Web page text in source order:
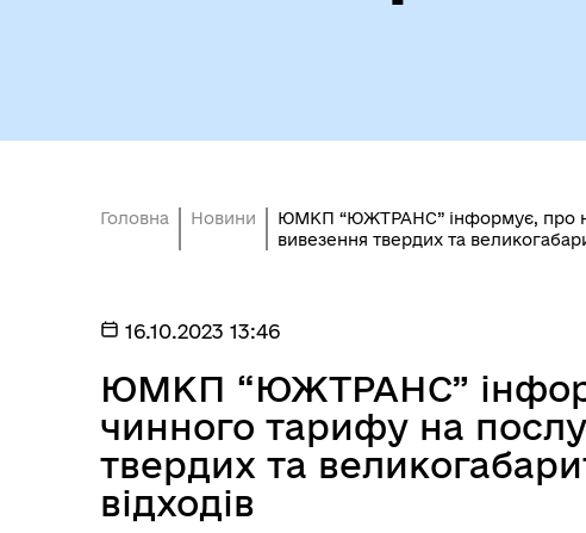
Виконавчий комітет
особам
Головна Новини
ЮМКП “ЮЖТРАНС” інформує, про
вивезення твердих та
16.10.2023 13:46
ЮМКП “ЮЖТРАНС”
чинного тарифу на
твердих та
відходів